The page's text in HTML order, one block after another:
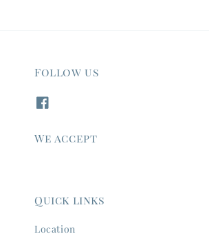
Follow us
We accept
Quick links
Location